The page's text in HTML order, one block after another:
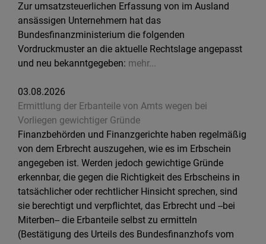
Zur umsatzsteuerlichen Erfassung von im Ausland
ansässigen Unternehmern hat das
Bundesfinanzministerium die folgenden
Vordruckmuster an die aktuelle Rechtslage angepasst
und neu bekanntgegeben: mehr...
03.08.2026
Ermittlung der Erbanteile von Amts wegen bei
Vorliegen gewichtiger Gründe
Finanzbehörden und Finanzgerichte haben regelmäßig
von dem Erbrecht auszugehen, wie es im Erbschein
angegeben ist. Werden jedoch gewichtige Gründe
erkennbar, die gegen die Richtigkeit des Erbscheins in
tatsächlicher oder rechtlicher Hinsicht sprechen, sind
sie berechtigt und verpflichtet, das Erbrecht und --bei
Miterben-- die Erbanteile selbst zu ermitteln
(Bestätigung des Urteils des Bundesfinanzhofs vom